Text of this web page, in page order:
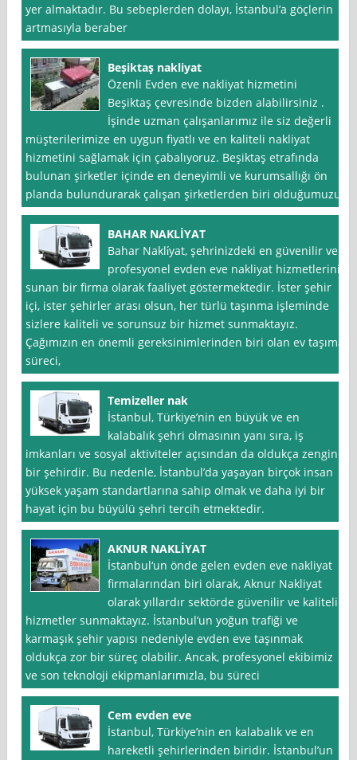
yer almaktadır. Bu sebeplerden dolayı, İstanbul’a göçlerin
artmasıyla beraber
Beşiktaş nakliyat
Özenli Evden eve nakliyat hizmetini
Beşiktaş çevresinde bizden alabilirsiniz .
İşinde uzman çalışanlarımız ile siz değerli
müşterilerimize en uygun fiyatlı ve en kaliteli nakliyat
hizmetini sağlamak için çabalıyoruz. Beşiktaş etrafında
bulunan şirketler içinde en deneyimli ve kurumsallığı ön
planda bulundurarak çalışan şirketlerden biri olduğumuzu
BAHAR NAKLİYAT
Bahar Nakli̇yat, şehrinizdeki en güvenilir ve
profesyonel evden eve nakliyat hizmetlerini
sunan bir firma olarak faaliyet göstermektedir. İster şehir
içi, ister şehirler arası olsun, her türlü taşınma işleminde
sizlere kaliteli ve sorunsuz bir hizmet sunmaktayız.
Çağımızın en önemli gereksinimlerinden biri olan ev taşıma
süreci,
Temizeller nak
İstanbul, Türkiye’nin en büyük ve en
kalabalık şehri olmasının yanı sıra, iş
imkanları ve sosyal aktiviteler açısından da oldukça zengin
bir şehirdir. Bu nedenle, İstanbul’da yaşayan birçok insan
yüksek yaşam standartlarına sahip olmak ve daha iyi bir
hayat için bu büyülü şehri tercih etmektedir.
AKNUR NAKLİYAT
İstanbul‘un önde gelen evden eve nakliyat
firmalarından biri olarak, Aknur Nakliyat
olarak yıllardır sektörde güvenilir ve kaliteli
hizmetler sunmaktayız. İstanbul’un yoğun trafiği ve
karmaşık şehir yapısı nedeniyle evden eve taşınmak
oldukça zor bir süreç olabilir. Ancak, profesyonel ekibimiz
ve son teknoloji ekipmanlarımızla, bu süreci
Cem evden eve
İstanbul, Türkiye’nin en kalabalık ve en
hareketli şehirlerinden biridir. İstanbul’un